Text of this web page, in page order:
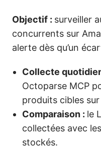
Objectif : surveiller
concurrents sur
alerte dès qu’un
Collecte
Octoparse MCP
produits cibles
Comparaison : le
collectées avec
stockés.